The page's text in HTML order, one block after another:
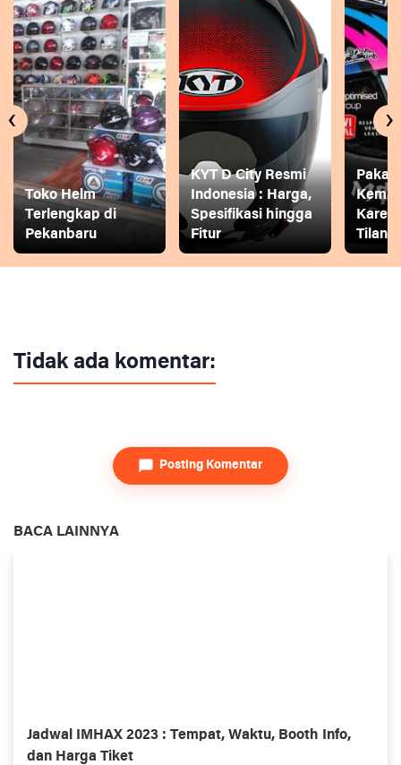
Toko Helm
Terlengkap di
Pekanbaru
KYT D City Resmi
Indonesia : Harga,
Spesifikasi hingga
Fitur
Pakai
Tilang
‹ ›
Tidak ada komentar:
Posting Komentar
BACA LAINNYA
Jadwal IMHAX 2023 : Tempat, Waktu, Booth Info,
dan Harga Tiket